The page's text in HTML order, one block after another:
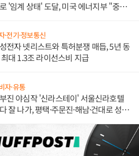
'임계 상태' 도달, 미국 에너지부 "중요
·전기·정보통신
전자 넷리스트와 특허분쟁 매듭, 5년 동
대 1.3조 라이선스비 지급
자·유통
진 야심작 '신라스테이' 서울신라호텔
잘 나가, 평택·주문진·해남·건대로 성